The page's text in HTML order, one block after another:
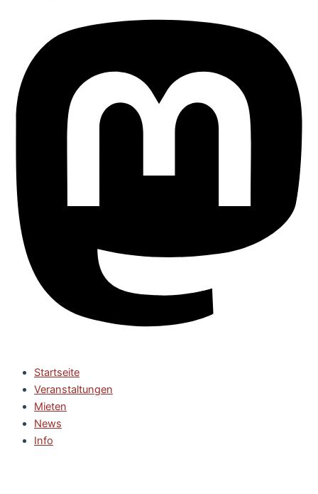
Startseite
Veranstaltungen
Mieten
News
Info